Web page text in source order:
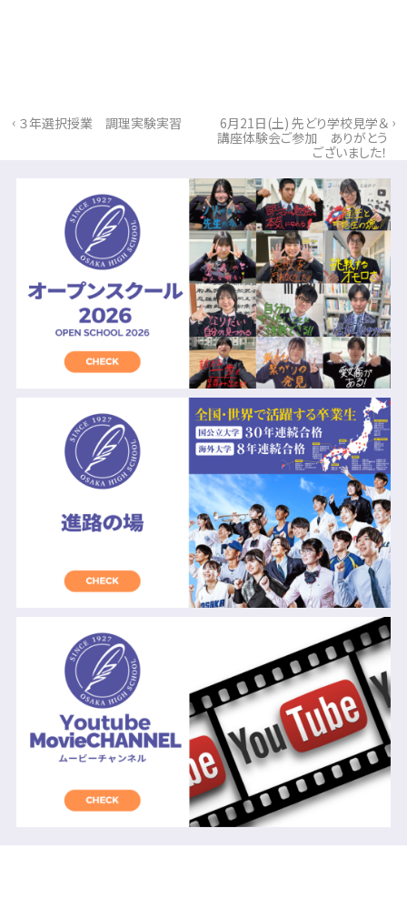
‹ ３年選択授業 調理実験実習
6月21日(土) 先どり学校見学＆
講座体験会ご参加 ありがとう
ございました！
›